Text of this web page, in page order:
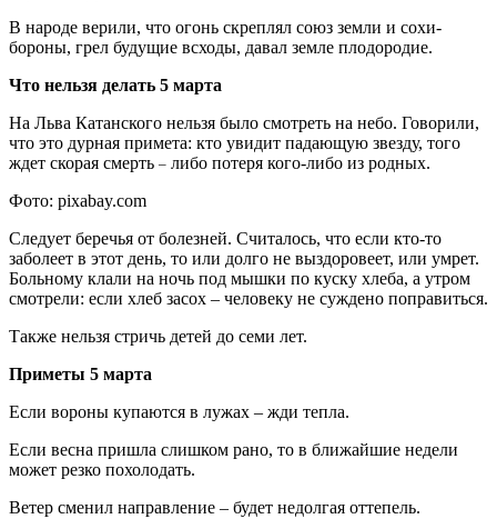
В народе верили, что огонь скреплял союз земли и сохи-
бороны, грел будущие всходы, давал земле плодородие.
Что нельзя делать 5 марта
На Льва Катанского нельзя было смотреть на небо. Говорили,
что это дурная примета: кто увидит падающую звезду, того
ждет скорая смерть – либо потеря кого-либо из родных.
Фото: pixabay.com
Следует беречья от болезней. Считалось, что если кто-то
заболеет в этот день, то или долго не выздоровеет, или умрет.
Больному клали на ночь под мышки по куску хлеба, а утром
смотрели: если хлеб засох – человеку не суждено поправиться.
Также нельзя стричь детей до семи лет.
Приметы 5 марта
Если вороны купаются в лужах – жди тепла.
Если весна пришла слишком рано, то в ближайшие недели
может резко похолодать.
Ветер сменил направление – будет недолгая оттепель.